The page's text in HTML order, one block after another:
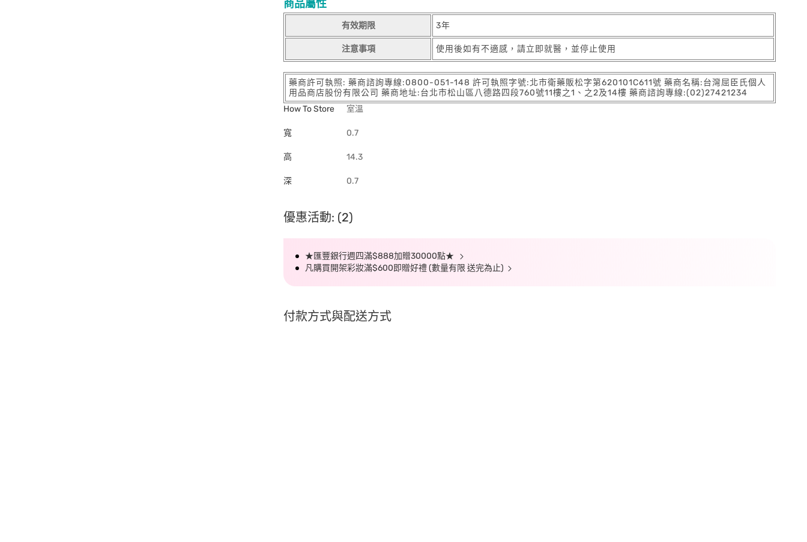
商品屬性
有效期限 3年
注意事項 使用後如有不適感，請立即就醫，並停止使用
藥商許可執照: 藥商諮詢專線:0800-051-148 許可執照字號:北市衛藥販松字第620101C611號 藥商名稱:台灣屈臣氏個人
用品商店股份有限公司 藥商地址:台北市松山區八德路四段760號11樓之1、之2及14樓 藥商諮詢專線:(02)27421234
How To Store
室溫
寬 0.7
高 14.3
深 0.7
優惠活動: (2)
★匯豐銀行週四滿$888加贈30000點★
凡購買開架彩妝滿$600即贈好禮 (數量有限 送完為止)
付款方式與配送方式